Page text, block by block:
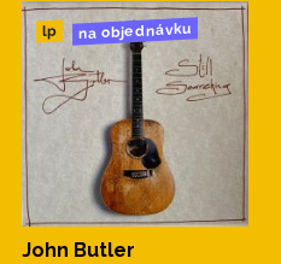
lp na objednávku
John Butler